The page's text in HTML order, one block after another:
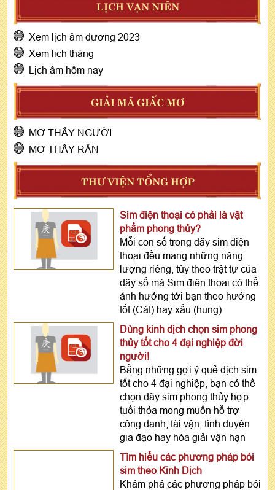
LỊCH VẠN NIÊN
Xem lịch âm dương 2023
Xem lịch tháng
Lịch âm hôm nay
GIẢI MÃ GIẤC MƠ
MƠ THẤY NGƯỜI
MƠ THẤY RẮN
THƯ VIỆN TỔNG HỢP
Sim điện thoại có phải là vật
phẩm phong thủy?
Mỗi con số trong dãy sim điện
thoại đều mang những năng
lượng riêng, tùy theo trật tự của
dãy số mà Sim điện thoại có thể
ảnh hưởng tới bạn theo hướng
tốt (Cát) hay xấu (hung)
Dùng kinh dịch chọn sim phong
thủy tốt cho 4 đại nghiệp đời
người!
Bằng những gợi ý quẻ dịch sim
tốt cho 4 đại nghiệp, bạn có thể
chọn dãy sim phong thủy hợp
tuổi thỏa mong muốn hỗ trợ
công danh, tài vận, tình duyên
gia đạo hay hóa giải vận hạn
Tìm hiểu các phương pháp bói
sim theo Kinh Dịch
Khám phá các phương pháp bói